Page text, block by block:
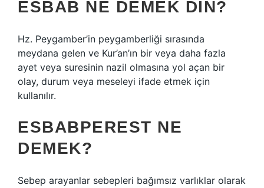
ESBAB NE DEMEK DIN?
Hz. Peygamber’in peygamberliği sırasında
meydana gelen ve Kur’an’ın bir veya daha fazla
ayet veya suresinin nazil olmasına yol açan bir
olay, durum veya meseleyi ifade etmek için
kullanılır.
ESBABPEREST NE
DEMEK?
Sebep arayanlar sebepleri bağımsız varlıklar olarak